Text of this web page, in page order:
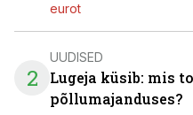
eurot
2
UUDISED
Lugeja küsib: mis
põllumajanduses?